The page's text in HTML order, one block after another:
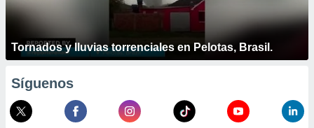
Tornados y lluvias torrenciales en Pelotas, Brasil.
Síguenos